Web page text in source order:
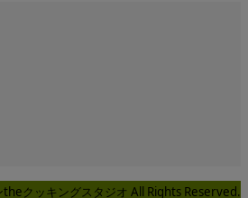
クッキングスタジオ All Rights Reserved.